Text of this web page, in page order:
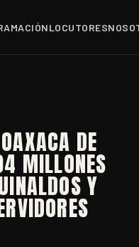
LOCUTORES
DE
MILLONES
Y